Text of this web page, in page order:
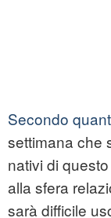
Secondo
settimana che
nativi di
alla sfera
sarà difficile